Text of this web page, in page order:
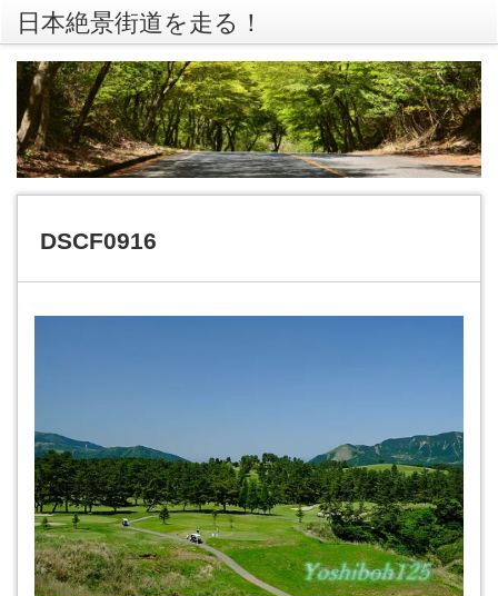
日本絶景街道を走る！
DSCF0916